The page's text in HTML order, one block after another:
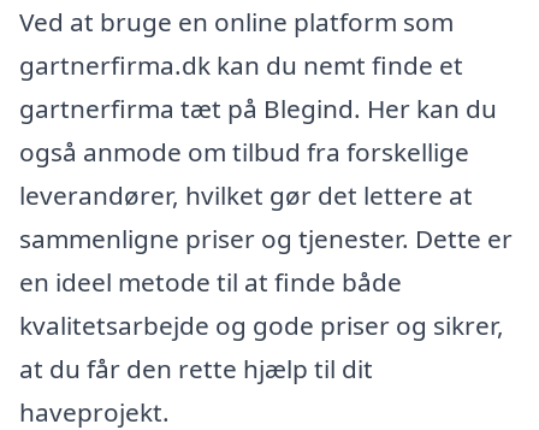
Ved at bruge en online platform som
gartnerfirma.dk kan du nemt finde et
gartnerfirma tæt på Blegind. Her kan du
også anmode om tilbud fra forskellige
leverandører, hvilket gør det lettere at
sammenligne priser og tjenester. Dette er
en ideel metode til at finde både
kvalitetsarbejde og gode priser og sikrer,
at du får den rette hjælp til dit
haveprojekt.